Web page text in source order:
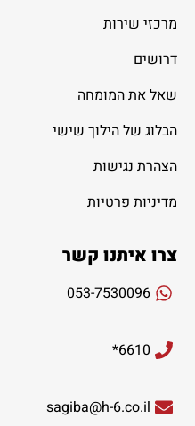
מרכזי שירות
דרושים
שאל את המומחה
הבלוג של הילוך שישי
הצהרת נגישות
מדיניות פרטיות
צרו איתנו קשר
053-7530096
6610*
sagiba@h-6.co.il